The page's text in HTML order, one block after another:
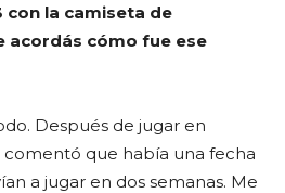
con la camiseta de
acordás cómo fue ese
Después de jugar en
que había una fecha
a jugar en dos semanas. Me